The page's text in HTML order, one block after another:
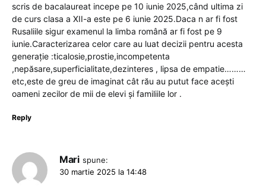
scris de bacalaureat incepe pe 10 iunie 2025,când ultima zi
de curs clasa a XII-a este pe 6 iunie 2025.Daca n ar fi fost
Rusaliile sigur examenul la limba română ar fi fost pe 9
iunie.Caracterizarea celor care au luat decizii pentru acesta
generație :ticalosie,prostie,incompetenta
,nepăsare,superficialitate,dezinteres , lipsa de empatie………
etc,este de greu de imaginat cât rău au putut face acești
oameni zecilor de mii de elevi și familiile lor .
Reply
Mari spune:
30 martie 2025 la 14:48